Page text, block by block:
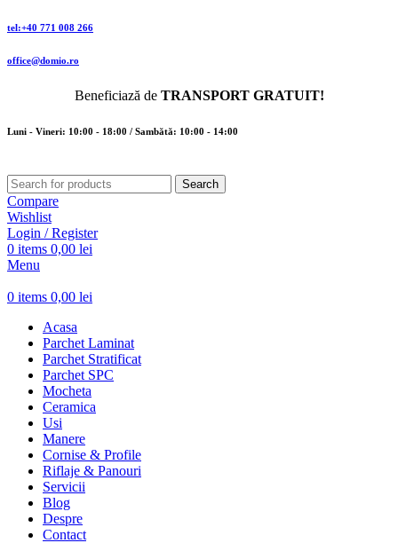
tel:+40 771 008 266
office@domio.ro
Beneficiază de TRANSPORT GRATUIT!
Luni - Vineri: 10:00 - 18:00 / Sambătă: 10:00 - 14:00
Search
Compare
Wishlist
Login / Register
0 items 0,00 lei
Menu
0 items 0,00 lei
Acasa
Parchet Laminat
Parchet Stratificat
Parchet SPC
Mocheta
Ceramica
Usi
Manere
Cornise & Profile
Riflaje & Panouri
Servicii
Blog
Despre
Contact